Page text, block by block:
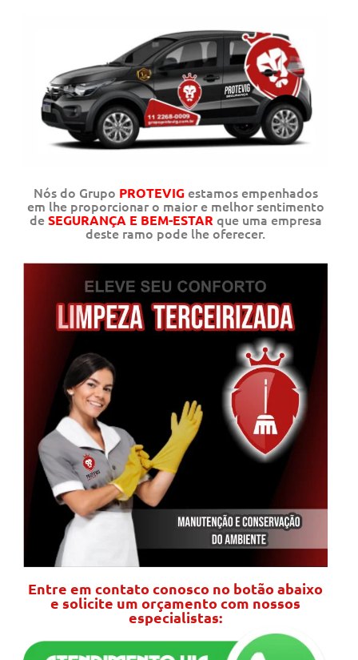
Nós do Grupo PROTEVIGestamos empenhados
em lhe proporcionar o maior e melhor sentimento
deSEGURANÇA E BEM-ESTAR que uma empresa
deste ramo pode lhe oferecer.
Entre em contato conosco no botão abaixo
e solicite um orçamento com nossos
especialistas: